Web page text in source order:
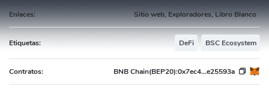
Enlaces: Sitio web, Exploradores, Libro Blanco
Etiquetas: DeFi BSC Ecosystem
Contratos: BNB Chain(BEP20):0x7ec4...e25593a